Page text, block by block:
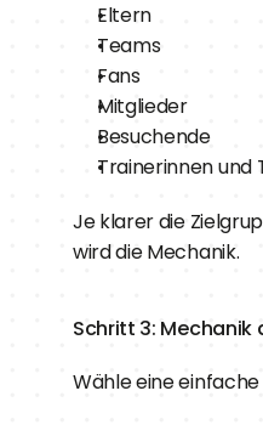
Eltern
Teams
Fans
Mitglieder
Besuchende
Trainerinnen und
Je klarer die
wird die Mechanik.
Schritt 3: Mechanik
Wähle eine